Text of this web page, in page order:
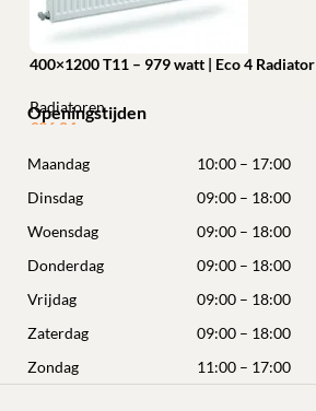
400×1200 T11 – 979 watt | Eco 4 Radiator
Radiatoren
€96,04
Toevoegen aan winkelwagen
Openingstijden
Maandag
10:00 – 17:00
Dinsdag
09:00 – 18:00
Woensdag
09:00 – 18:00
Donderdag
09:00 – 18:00
Vrijdag
09:00 – 18:00
Zaterdag
09:00 – 18:00
Zondag
11:00 – 17:00